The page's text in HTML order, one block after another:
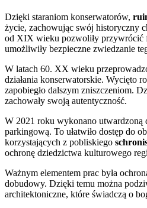
Dzięki staraniom konserwatorów,
życie, zachowując swój historyczny
od XIX wieku pozwoliły przywrócić
umożliwiły bezpieczne zwiedzanie
W latach 60. XX wieku
działania konserwatorskie. Wycięto
zapobiegło dalszym zniszczeniom.
zachowały swoją autentyczność.
W 2021 roku wykonano utwardzoną
parkingową. To ułatwiło dostęp do
korzystających z pobliskiego
ochronę dziedzictwa kulturowego
Ważnym elementem prac była
dobudowy. Dzięki temu można
architektoniczne, które świadczą o